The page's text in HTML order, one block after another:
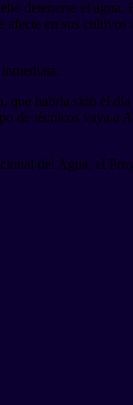
detenerse el agua.
afecte en sus
habría sido el
de técnicos vaya a
del Agua, el